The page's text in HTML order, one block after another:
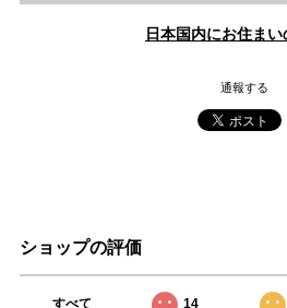
日本国内にお住ま
通報する
ショップの評価
すべて 14